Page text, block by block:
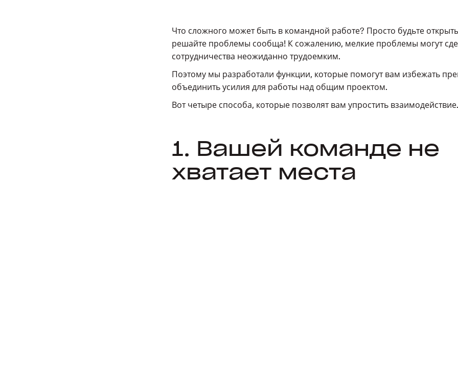
Что сложного может быть в командной работе? Просто будьте
решайте проблемы сообща! К сожалению, мелкие проблемы могут
сотрудничества неожиданно трудоемким.
Поэтому мы разработали функции, которые помогут вам избежать
объединить усилия для работы над общим проектом.
Вот четыре способа, которые позволят вам упростить взаимодействие.
1. Вашей команде не
хватает места